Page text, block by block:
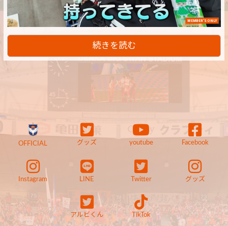
MEMBER'S ONLY
続きを読む
OFFICIAL グッズ youtube Facebook
Instagram LINE Twitter グッズ
アルビくん TikTok